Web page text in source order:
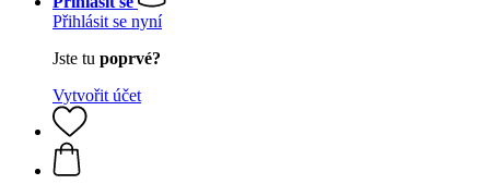
Přihlásit se nyní
Jste tu poprvé?
Vytvořit účet